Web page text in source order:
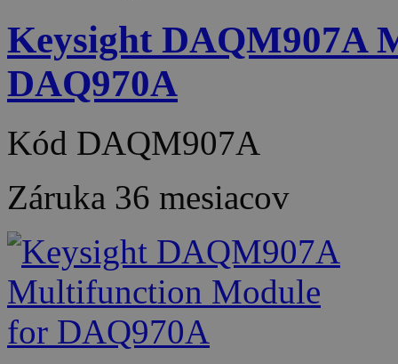
Keysight DAQM907A
DAQ970A
Kód DAQM907A
Záruka 36 mesiacov